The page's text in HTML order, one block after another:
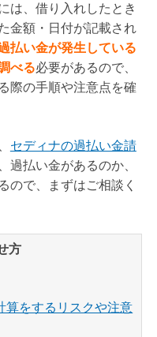
は、借り入れしたとき
金額・日付が記載され
払い金が発生している
べる必要があるので、
際の手順や注意点を確
セディナの過払い金請
過払い金があるのか、
ので、まずはご相談く
方
算をするリスクや注意